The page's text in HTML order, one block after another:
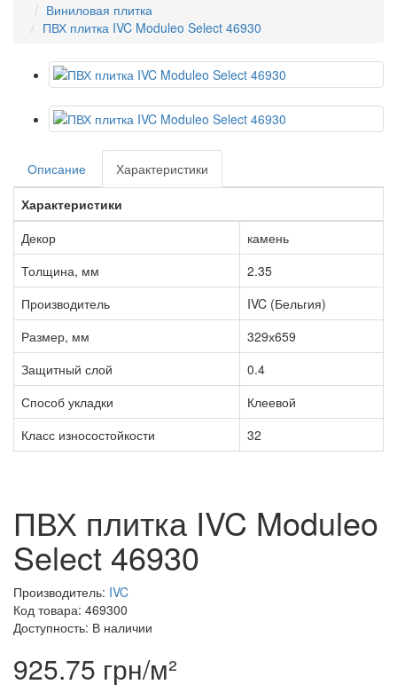
Виниловая плитка
ПВХ плитка IVC Moduleo Select 46930
Описание
Характеристики
Характеристики
Декор
камень
Толщина, мм
2.35
Производитель
IVC (Бельгия)
Размер, мм
329х659
Защитный слой
0.4
Способ укладки
Клеевой
Класс износостойкости
32
ПВХ плитка IVC Moduleo
Select 46930
Производитель: IVC
Код товара: 469300
Доступность: В наличии
925.75 грн/м²